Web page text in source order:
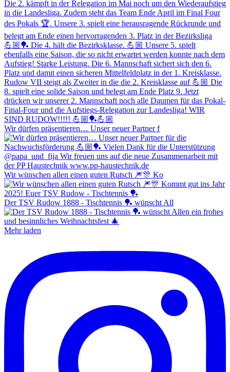
Wir dürfen präsentieren… Unser neuer Partner f
Wir wünschen allen einen guten Rutsch 🎆🎊 Ko
Der TSV Rudow 1888 - Tischtennis 🏓 wünscht All
Mehr laden